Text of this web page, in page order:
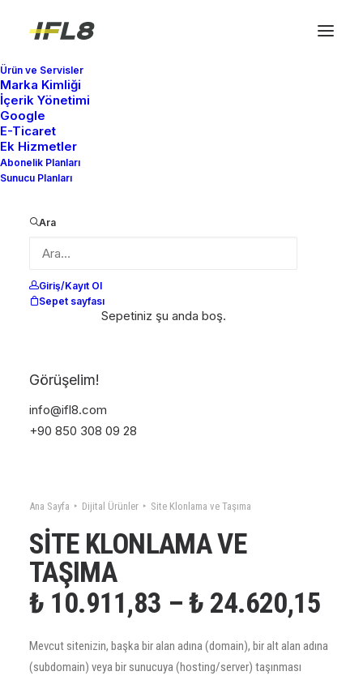
Ürün ve Servisler
Marka Kimliği
İçerik Yönetimi
Google
E-Ticaret
Ek Hizmetler
Abonelik Planları
Sunucu Planları
Ara
Giriş/Kayıt Ol
Sepet sayfası
Sepetiniz şu anda boş.
Görüşelim!
info@ifl8.com
+90 850 308 09 28
Ana Sayfa Dijital Ürünler Site Klonlama ve Taşıma
SITE KLONLAMA VE
TAŞIMA
₺ 10.911,83 –₺ 24.620,15
Mevcut sitenizin, başka bir alan adına (domain), bir alt alan adına
(subdomain) veya bir sunucuya (hosting/server) taşınması